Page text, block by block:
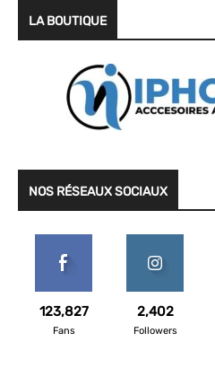
LA BOUTIQUE
NOS RÉSEAUX SOCIAUX
123,827
Fans
2,402
Followers